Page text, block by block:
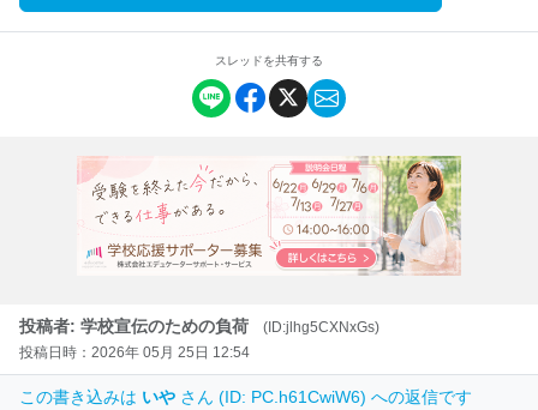
スレッドを共有する
投稿者: 学校宣伝のための負荷
(ID:jlhg5CXNxGs)
投稿日時：2026年 05月 25日 12:54
この書き込みは いや さん (ID: PC.h61CwiW6) への返信です